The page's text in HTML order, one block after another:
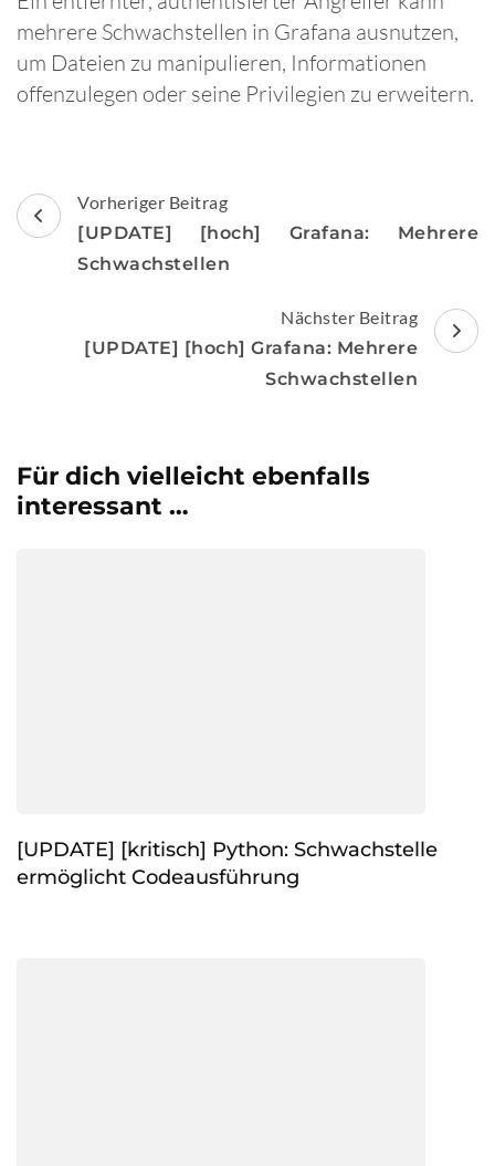
mehrere Schwachstellen in Grafana ausnutzen,
um Dateien zu manipulieren, Informationen
offenzulegen oder seine Privilegien zu erweitern.
Beitragsnavigation
Vorheriger Beitrag
[UPDATE] [hoch] Grafana: Mehrere
Schwachstellen
Nächster Beitrag
[UPDATE] [hoch] Grafana: Mehrere
Schwachstellen
Für dich vielleicht ebenfalls
interessant …
[UPDATE] [kritisch] Python: Schwachstelle
ermöglicht Codeausführung